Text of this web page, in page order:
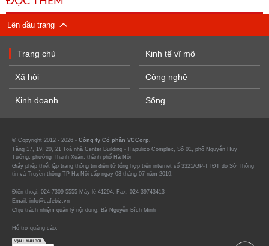
Lên đầu trang
Trang chủ
Xã hội
Kinh doanh
Kinh tế vĩ mô
Công nghệ
Sống
© Copyright 2012 - 2026 - Công ty Cổ phần VCCorp.
Tầng 17, 19, 20, 21 Toà nhà Center Building - Hapulico Complex, Số 01, phố Nguyễn Huy
Tưởng, phường Thanh Xuân, thành phố Hà Nội
Giấy phép thiết lập trang thông tin điện tử tổng hợp trên internet số 3321/GP-TTĐT do Sở Thông
tin và Truyền thông TP Hà Nội cấp ngày 03 tháng 07 năm 2019.
Điện thoại: 024 7309 5555 Máy lẻ 41294. Fax: 024-39743413
Email: info@cafebiz.vn
Chịu trách nhiệm quản lý nội dung: Bà Nguyễn Bích Minh
Hỗ trợ quảng cáo: